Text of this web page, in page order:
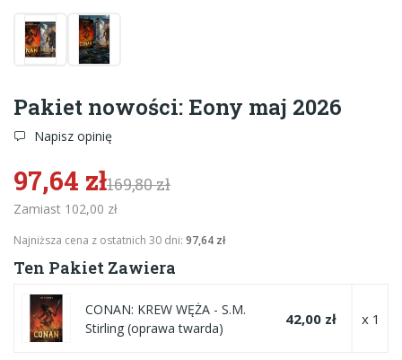
Pakiet nowości: Eony maj 2026
Napisz opinię
97,64 zł169,80 zł
Zamiast 102,00 zł
Najniższa cena z ostatnich 30 dni: 97,64 zł
Ten Pakiet Zawiera
CONAN: KREW WĘŻA - S.M.
Stirling (oprawa twarda)
42,00 zł x 1